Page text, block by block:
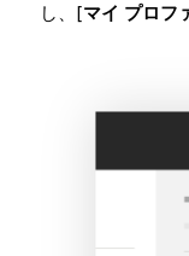
し、[マイ プロフ